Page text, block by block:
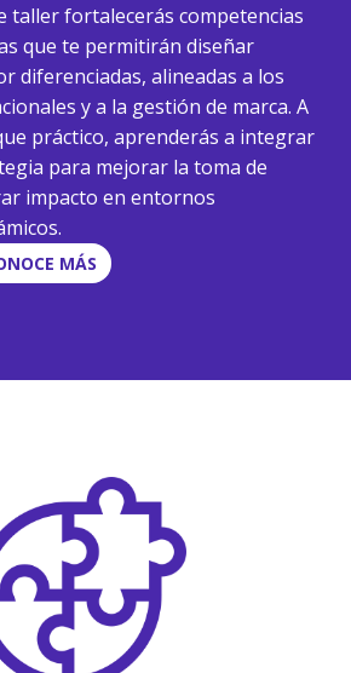
taller fortalecerás competencias
que te permitirán diseñar
diferenciadas, alineadas a los
y a la gestión de marca. A
práctico, aprenderás a integrar
para mejorar la toma de
impacto en entornos
MÁS